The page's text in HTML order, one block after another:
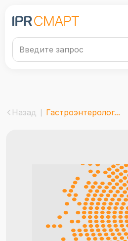
Назад Гастроэнтеролог...